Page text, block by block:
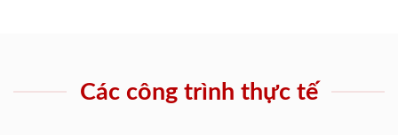
Các công trình thực tế